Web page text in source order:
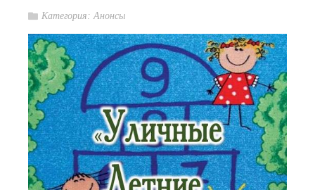
Категория:Анонсы